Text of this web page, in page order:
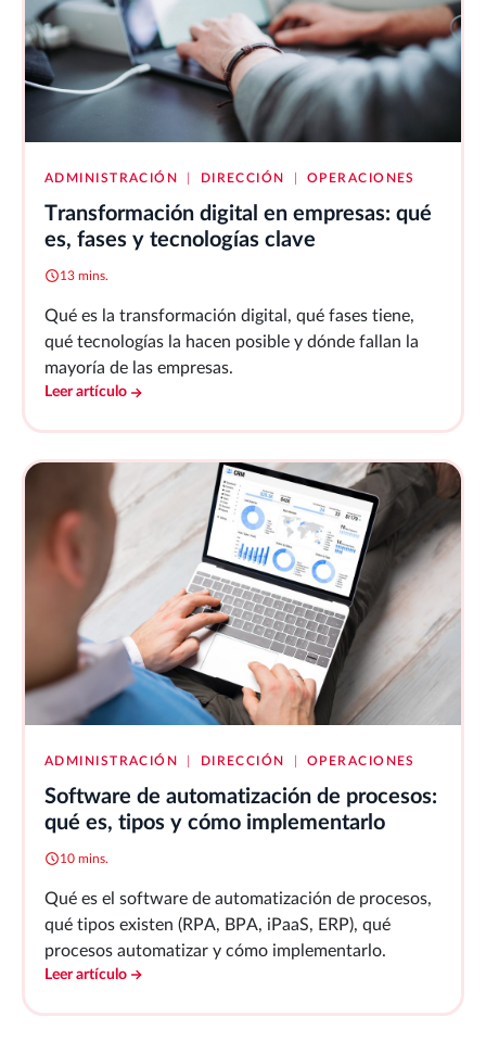
ADMINISTRACIÓN DIRECCIÓN OPERACIONES
Transformación digital en empresas: qué
es, fases y tecnologías clave
13 mins.
Qué es la transformación digital, qué fases tiene,
qué tecnologías la hacen posible y dónde fallan la
mayoría de las empresas.
Leer artículo
ADMINISTRACIÓN DIRECCIÓN OPERACIONES
Software de automatización de procesos:
qué es, tipos y cómo implementarlo
10 mins.
Qué es el software de automatización de procesos,
qué tipos existen (RPA, BPA, iPaaS, ERP), qué
procesos automatizar y cómo implementarlo.
Leer artículo